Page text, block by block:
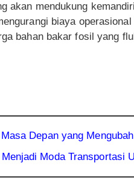
akan mendukung
biaya
bahan bakar fosil yang
Depan yang
Moda Transportasi